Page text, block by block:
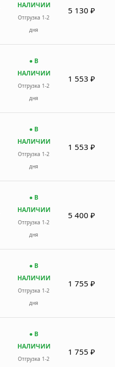
НАЛИЧИИ
Отгрузка 1-2
дня
5 130 ₽
● В
НАЛИЧИИ
Отгрузка 1-2
дня
1 553 ₽
● В
НАЛИЧИИ
Отгрузка 1-2
дня
1 553 ₽
● В
НАЛИЧИИ
Отгрузка 1-2
дня
5 400 ₽
● В
НАЛИЧИИ
Отгрузка 1-2
дня
1 755 ₽
● В
НАЛИЧИИ
Отгрузка 1-2
1 755 ₽